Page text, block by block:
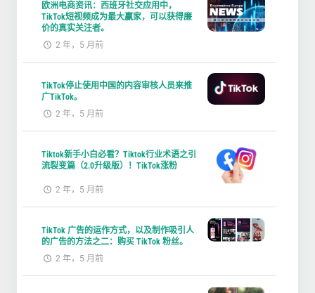
欧洲电商资讯：西班牙社交应用中，
TikTok短视频成为最大赢家，可以获得廉
价的真实关注者。
2 年，5 月前
TikTok停止使用中国的内容审核人员来推
广TikTok。
2 年，5 月前
Tiktok新手小白必看？Tiktok行业术语之引
流裂变篇（2.0升级版）！TikTok涨粉
2 年，5 月前
TikTok 广告的运作方式，以及制作吸引人
的广告的方法之二：购买 TikTok 粉丝。
2 年，5 月前